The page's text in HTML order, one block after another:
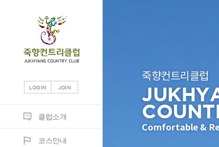
LOGIN JOIN
클럽소개
코스안내
클럽소개
클럽소개
코스안내
코스소개
이용안내
이용안내
실시간 예약
예약확인/취소
조인
조인게시판
정보마당
공지사항
죽향컨트리클럽
Comfortable &